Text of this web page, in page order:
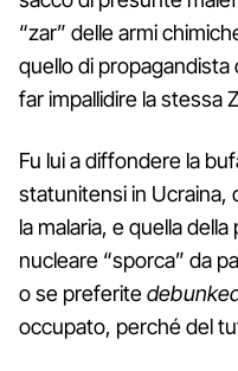
“zar” delle armi
quello di
far impallidire la stessa
Fu lui a diffondere la
statunitensi in Ucraina,
la malaria, e quella
nucleare “sporca” da
o se preferite
occupato, perché del